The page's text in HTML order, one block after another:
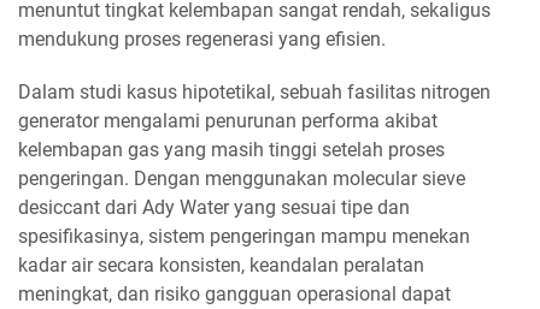
menuntut tingkat kelembapan sangat rendah, sekaligus
mendukung proses regenerasi yang efisien.
Dalam studi kasus hipotetikal, sebuah fasilitas nitrogen
generator mengalami penurunan performa akibat
kelembapan gas yang masih tinggi setelah proses
pengeringan. Dengan menggunakan molecular sieve
desiccant dari Ady Water yang sesuai tipe dan
spesifikasinya, sistem pengeringan mampu menekan
kadar air secara konsisten, keandalan peralatan
meningkat, dan risiko gangguan operasional dapat